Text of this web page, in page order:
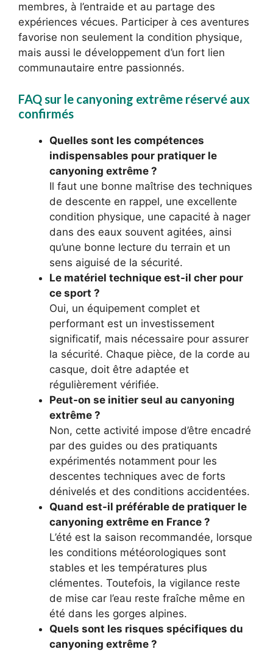
membres, à l’entraide et au partage des
expériences vécues. Participer à ces aventures
favorise non seulement la condition physique,
mais aussi le développement d’un fort lien
communautaire entre passionnés.
FAQ sur le canyoning extrême réservé aux
confirmés
Quelles sont les compétences
indispensables pour pratiquer le
canyoning extrême ?
Il faut une bonne maîtrise des techniques
de descente en rappel, une excellente
condition physique, une capacité à nager
dans des eaux souvent agitées, ainsi
qu’une bonne lecture du terrain et un
sens aiguisé de la sécurité.
Le matériel technique est-il cher pour
ce sport ?
Oui, un équipement complet et
performant est un investissement
significatif, mais nécessaire pour assurer
la sécurité. Chaque pièce, de la corde au
casque, doit être adaptée et
régulièrement vérifiée.
Peut-on se initier seul au canyoning
extrême ?
Non, cette activité impose d’être encadré
par des guides ou des pratiquants
expérimentés notamment pour les
descentes techniques avec de forts
dénivelés et des conditions accidentées.
Quand est-il préférable de pratiquer le
canyoning extrême en France ?
L’été est la saison recommandée, lorsque
les conditions météorologiques sont
stables et les températures plus
clémentes. Toutefois, la vigilance reste
de mise car l’eau reste fraîche même en
été dans les gorges alpines.
Quels sont les risques spécifiques du
canyoning extrême ?